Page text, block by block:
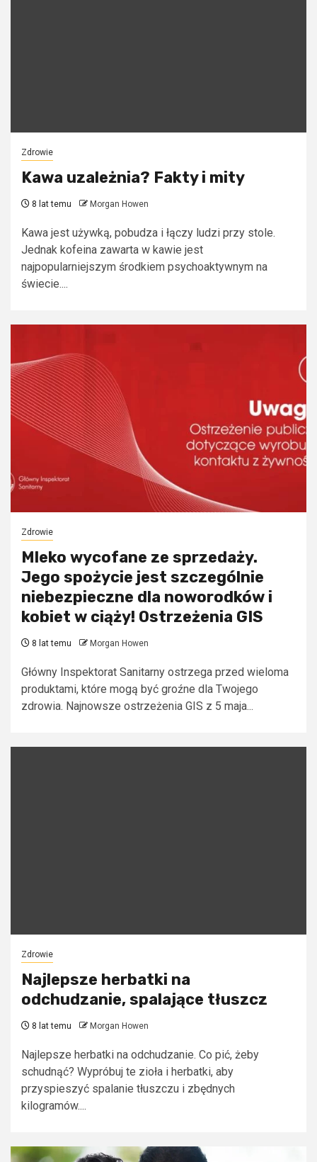
Zdrowie
Kawa uzależnia? Fakty i mity
8 lat temu Morgan Howen
Kawa jest używką, pobudza i łączy ludzi przy stole.
Jednak kofeina zawarta w kawie jest
najpopularniejszym środkiem psychoaktywnym na
świecie....
Zdrowie
Mleko wycofane ze sprzedaży.
Jego spożycie jest szczególnie
niebezpieczne dla noworodków i
kobiet w ciąży! Ostrzeżenia GIS
8 lat temu Morgan Howen
Główny Inspektorat Sanitarny ostrzega przed wieloma
produktami, które mogą być groźne dla Twojego
zdrowia. Najnowsze ostrzeżenia GIS z 5 maja...
Zdrowie
Najlepsze herbatki na
odchudzanie, spalające tłuszcz
8 lat temu Morgan Howen
Najlepsze herbatki na odchudzanie. Co pić, żeby
schudnąć? Wypróbuj te zioła i herbatki, aby
przyspieszyć spalanie tłuszczu i zbędnych
kilogramów....